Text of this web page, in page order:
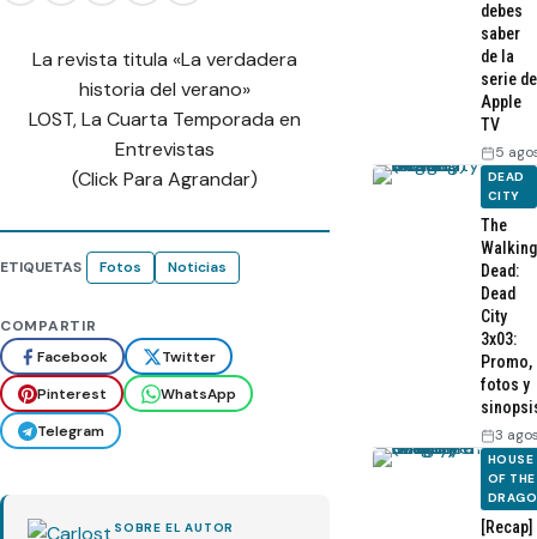
La revista titula «La verdadera
historia del verano»
LOST, La Cuarta Temporada en
Entrevistas
(Click Para Agrandar)
ETIQUETAS Fotos Noticias
COMPARTIR
Facebook
Twitter
Pinterest
WhatsApp
Telegram
SOBRE EL AUTOR
debes
saber
de la
serie de
Apple
TV
5
DEAD
CITY
The
Walking
Dead:
Dead
City
3x03:
Promo,
fotos y
3
HOUSE
OF THE
[Recap]